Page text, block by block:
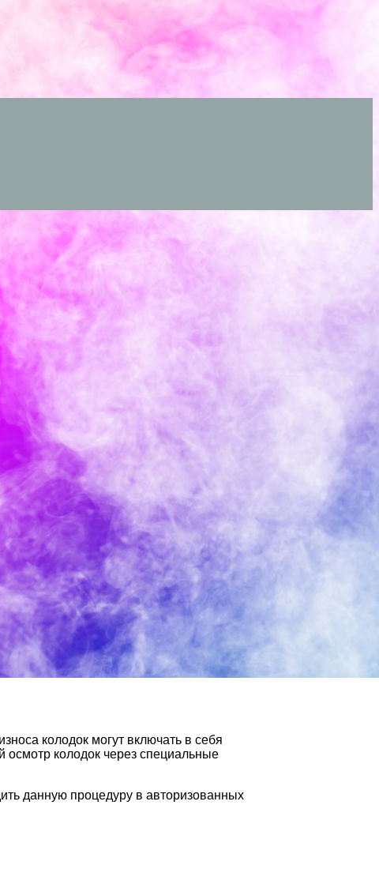
колодок могут включать в себя
колодок через специальные
данную процедуру в авторизованных